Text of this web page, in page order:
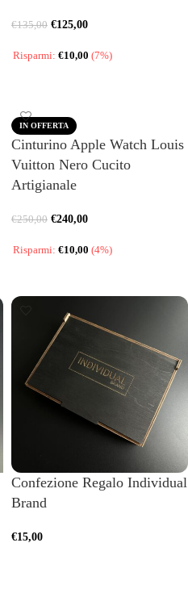
€135,00 €125,00
Risparmi: €10,00 (7%)
IN OFFERTA
Cinturino Apple Watch Louis
Vuitton Nero Cucito
Artigianale
€250,00 €240,00
Risparmi: €10,00 (4%)
Confezione Regalo Individual
Brand
€15,00